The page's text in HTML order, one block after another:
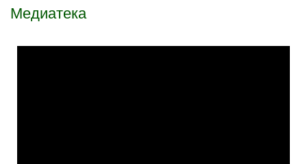
Медиатека